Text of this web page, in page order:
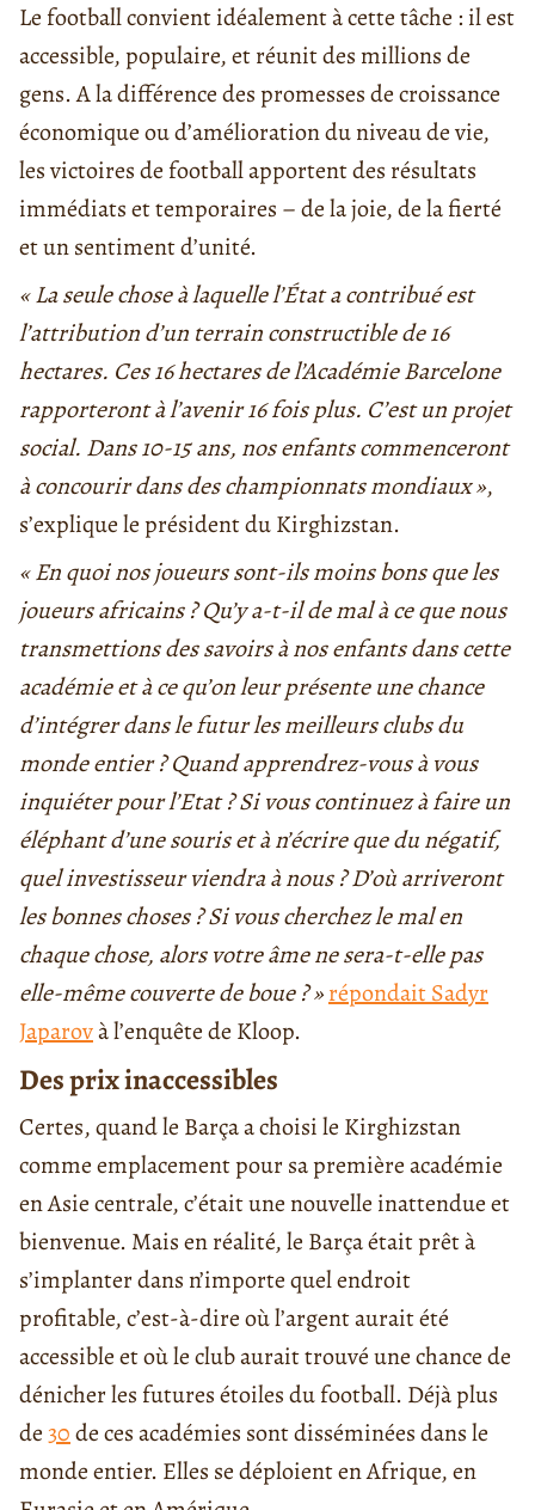
Le football convient idéalement à cette tâche : il est
accessible, populaire, et réunit des millions de
gens. A la différence des promesses de croissance
économique ou d’amélioration du niveau de vie,
les victoires de football apportent des résultats
immédiats et temporaires – de la joie, de la fierté
et un sentiment d’unité.
« La seule chose à laquelle l’État a contribué est
l’attribution d’un terrain constructible de 16
hectares. Ces 16 hectares de l’Académie Barcelone
rapporteront à l’avenir 16 fois plus. C’est un projet
social. Dans 10-15 ans, nos enfants commenceront
à concourir dans des championnats mondiaux »,
s’explique le président du Kirghizstan.
« En quoi nos joueurs sont-ils moins bons que les
joueurs africains ? Qu’y a-t-il de mal à ce que nous
transmettions des savoirs à nos enfants dans cette
académie et à ce qu’on leur présente une chance
d’intégrer dans le futur les meilleurs clubs du
monde entier ? Quand apprendrez-vous à vous
inquiéter pour l’Etat ? Si vous continuez à faire un
éléphant d’une souris et à n’écrire que du négatif,
quel investisseur viendra à nous ? D’où arriveront
les bonnes choses ? Si vous cherchez le mal en
chaque chose, alors votre âme ne sera-t-elle pas
elle-même couverte de boue ? »répondait Sadyr
Japarovà l’enquête de Kloop.
Des prix inaccessibles
Certes, quand le Barça a choisi le Kirghizstan
comme emplacement pour sa première académie
en Asie centrale, c’était une nouvelle inattendue et
bienvenue. Mais en réalité, le Barça était prêt à
s’implanter dans n’importe quel endroit
profitable, c’est-à-dire où l’argent aurait été
accessible et où le club aurait trouvé une chance de
dénicher les futures étoiles du football. Déjà plus
de30de ces académies sont disséminées dans le
monde entier. Elles se déploient en Afrique, en